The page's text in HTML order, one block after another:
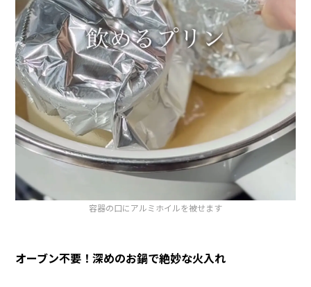
容器の口にアルミホイルを被せます
オーブン不要！深めのお鍋で絶妙な火入れ